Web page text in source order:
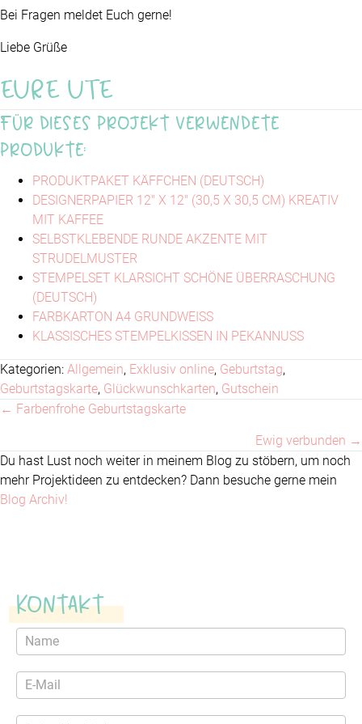
Bei Fragen meldet Euch gerne!
Liebe Grüße
EURE UTE
Für dieses Projekt verwendete
Produkte:
PRODUKTPAKET KÄFFCHEN (DEUTSCH)
DESIGNERPAPIER 12" X 12" (30,5 X 30,5 CM) KREATIV
MIT KAFFEE
SELBSTKLEBENDE RUNDE AKZENTE MIT
STRUDELMUSTER
STEMPELSET KLARSICHT SCHÖNE ÜBERRASCHUNG
(DEUTSCH)
FARBKARTON A4 GRUNDWEISS
KLASSISCHES STEMPELKISSEN IN PEKANNUSS
Kategorien: Allgemein, Exklusiv online, Geburtstag,
Geburtstagskarte, Glückwunschkarten, Gutschein
Posts
navigation
← Farbenfrohe Geburtstagskarte
Ewig verbunden →
Du hast Lust noch weiter in meinem Blog zu stöbern, um noch
mehr Projektideen zu entdecken? Dann besuche gerne mein
Blog Archiv!
Kontakt
Kontaktformular